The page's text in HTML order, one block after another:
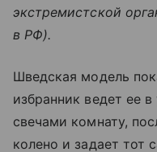
экстремистской
в РФ).
Шведская модель
избранник ведет ее
свечами комнату,
колено и задает тот